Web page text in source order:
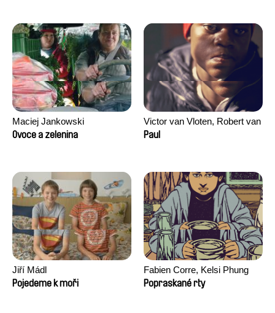
Maciej Jankowski
Ovoce a zelenina
Victor van Vloten, Robert van
Wingerden
Paul
Jiří Mádl
Pojedeme k moři
Fabien Corre, Kelsi Phung
Popraskané rty